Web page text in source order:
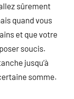
sûrement
quand vous
et que votre
soucis.
jusqu’à
somme.